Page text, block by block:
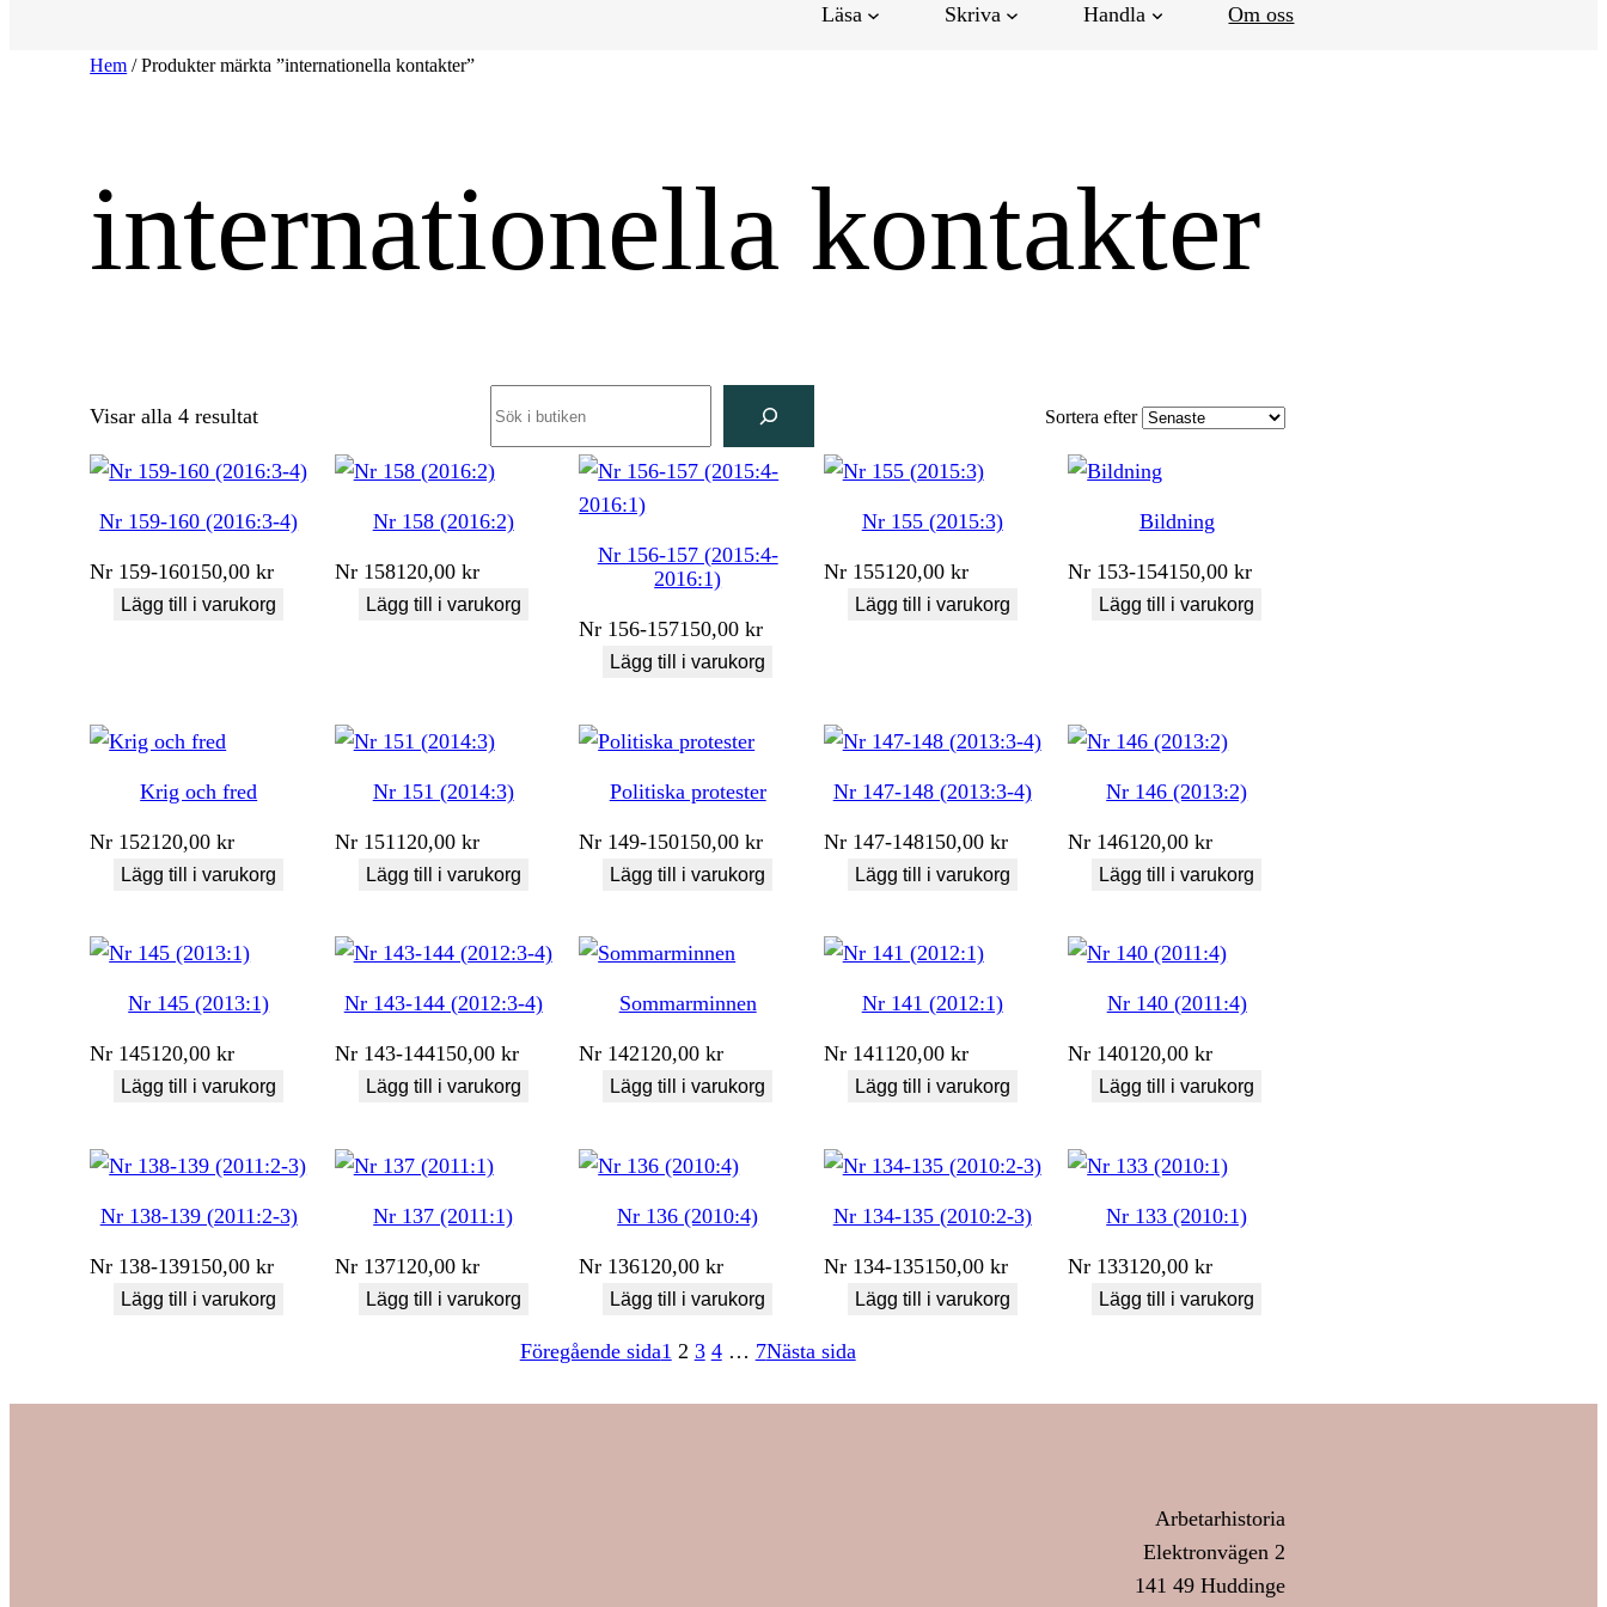
Läsa Skriva Handla Om oss
Hem / Produkter märkta ”internationella kontakter”
internationella kontakter
Visar alla 4 resultatSortera
senaste
Sortera efter
Nr 159-160 (2016:3-4)
Nr 159-160150,00kr
Lägg till i varukorg
Nr 158 (2016:2)
Nr 158120,00 kr
Lägg till i varukorg
Nr 156-157 (2015:4-
2016:1)
Nr 156-157150,00kr
Lägg till i varukorg
Nr 155 (2015:3)
Nr 155120,00 kr
Lägg till i varukorg
Bildning
Nr 153-154150,00kr
Lägg till i varukorg
Krig och fred
Nr 152120,00kr
Lägg till i varukorg
Nr 151 (2014:3)
Nr 151 120,00 kr
Lägg till i varukorg
Politiska protester
Nr 149-150150,00kr
Lägg till i varukorg
Nr 147-148 (2013:3-4)
Nr 147-148150,00 kr
Lägg till i varukorg
Nr 146 (2013:2)
Nr 146120,00kr
Lägg till i varukorg
Nr 145 (2013:1)
Nr 145120,00kr
Lägg till i varukorg
Nr 143-144 (2012:3-4)
Nr 143-144150,00 kr
Lägg till i varukorg
Sommarminnen
Nr 142120,00kr
Lägg till i varukorg
Nr 141 (2012:1)
Nr 141120,00 kr
Lägg till i varukorg
Nr 140 (2011:4)
Nr 140120,00kr
Lägg till i varukorg
Nr 138-139 (2011:2-3)
Nr 138-139150,00kr
Lägg till i varukorg
Nr 137 (2011:1)
Nr 137120,00 kr
Lägg till i varukorg
Nr 136 (2010:4)
Nr 136120,00kr
Lägg till i varukorg
Nr 134-135 (2010:2-3)
Nr 134-135150,00 kr
Lägg till i varukorg
Nr 133 (2010:1)
Nr 133120,00kr
Lägg till i varukorg
Föregående sida1 2 3 4 … 7Nästa sida
Arbetarhistoria
Elektronvägen 2
141 49 Huddinge